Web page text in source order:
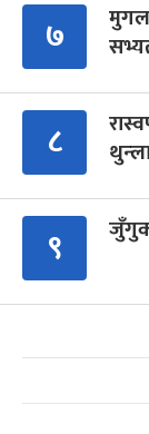
७
८
९